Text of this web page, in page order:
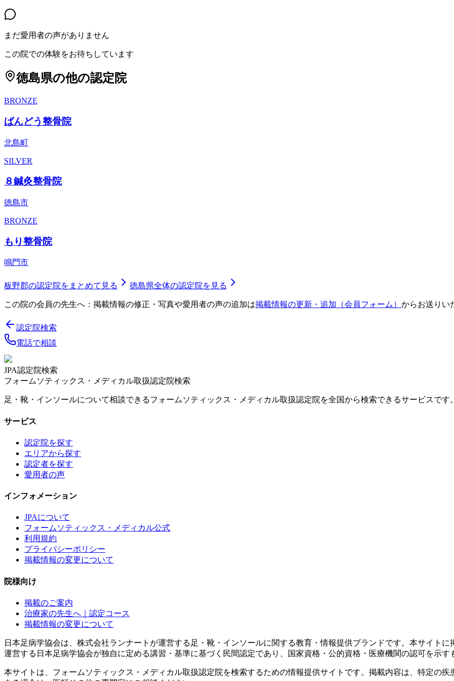
まだ愛用者の声がありません
この院での体験をお待ちしています
徳島県の他の認定院
BRONZE
ばんどう整骨院
北島町
SILVER
８鍼灸整骨院
徳島市
BRONZE
もり整骨院
鳴門市
板野郡の認定院をまとめて見る 徳島県全体の認定院を見る
この院の会員の先生へ：掲載情報の修正・写真や愛用者の声の追加は掲載情報の更新・追加（会員フォーム） からお送りい
認定院検索
電話で相談
JPA認定院検索
フォームソティックス・メディカル取扱認定院検索
足・靴・インソールについて相談できるフォームソティックス・メディカル取扱認定院を全国から検索できるサービスです。
サービス
認定院を探す
エリアから探す
認定者を探す
愛用者の声
インフォメーション
JPAについて
フォームソティックス・メディカル公式
利用規約
プライバシーポリシー
掲載情報の変更について
院様向け
掲載のご案内
治療家の先生へ｜認定コース
掲載情報の変更について
日本足病学協会は、株式会社ランナートが運営する足・靴・インソールに関する教育・情報提供ブランドです。本サイト
運営する日本足病学協会が独自に定める講習・基準に基づく民間認定であり、国家資格・公的資格・医療機関の認可を示す
本サイトは、フォームソティックス・メディカル取扱認定院を検索するための情報提供サイトです。掲載内容は、特定の